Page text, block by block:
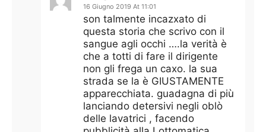
16 Giugno 2019 At 11:01
son talmente incazxato di
questa storia che scrivo con il
sangue agli occhi ….la verità è
che a totti di fare il dirigente
non gli frega un caxo. la sua
strada se la è GIUSTAMENTE
apparecchiata. guadagna di più
lanciando detersivi negli oblò
delle lavatrici , facendo